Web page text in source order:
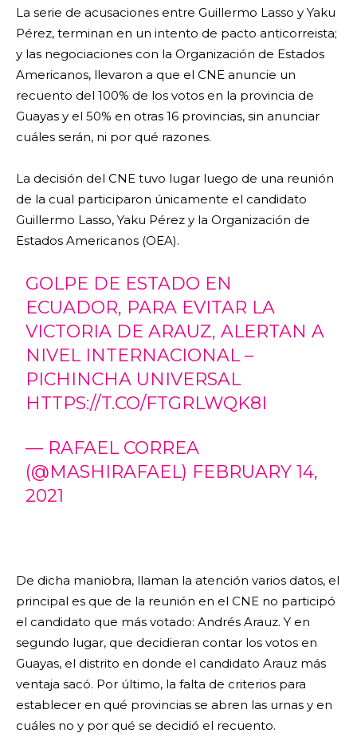
La serie de acusaciones entre Guillermo Lasso y Yaku
Pérez, terminan en un intento de pacto anticorreista;
y las negociaciones con la Organización de Estados
Americanos, llevaron a que el CNE anuncie un
recuento del 100% de los votos en la provincia de
Guayas y el 50% en otras 16 provincias, sin anunciar
cuáles serán, ni por qué razones.
La decisión del CNE tuvo lugar luego de una reunión
de la cual participaron únicamente el candidato
Guillermo Lasso, Yaku Pérez y la Organización de
Estados Americanos (OEA).
GOLPE DE ESTADO EN
ECUADOR, PARA EVITAR LA
VICTORIA DE ARAUZ, ALERTAN A
NIVEL INTERNACIONAL –
PICHINCHA UNIVERSAL
HTTPS://T.CO/FTGRLWQK8I
— RAFAEL CORREA
(@MASHIRAFAEL) FEBRUARY 14,
2021
De dicha maniobra, llaman la atención varios datos, el
principal es que de la reunión en el CNE no participó
el candidato que más votado: Andrés Arauz. Y en
segundo lugar, que decidieran contar los votos en
Guayas, el distrito en donde el candidato Arauz más
ventaja sacó. Por último, la falta de criterios para
establecer en qué provincias se abren las urnas y en
cuáles no y por qué se decidió el recuento.